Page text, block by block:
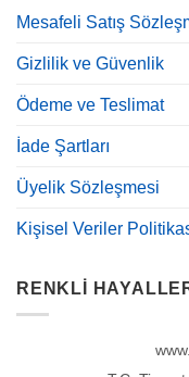
Mesafeli Satış
Gizlilik ve Güvenlik
Ödeme ve Teslimat
İade Şartları
Üyelik Sözleşmesi
Kişisel Veriler
RENKLI